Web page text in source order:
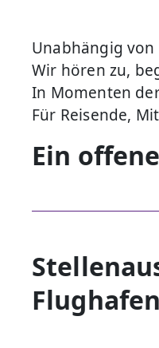
Unabhängig
Wir hören zu,
In Momenten
Für Reisende,
Ein